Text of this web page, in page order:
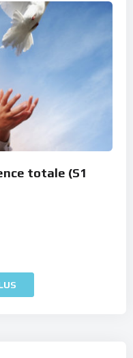
totale (S1